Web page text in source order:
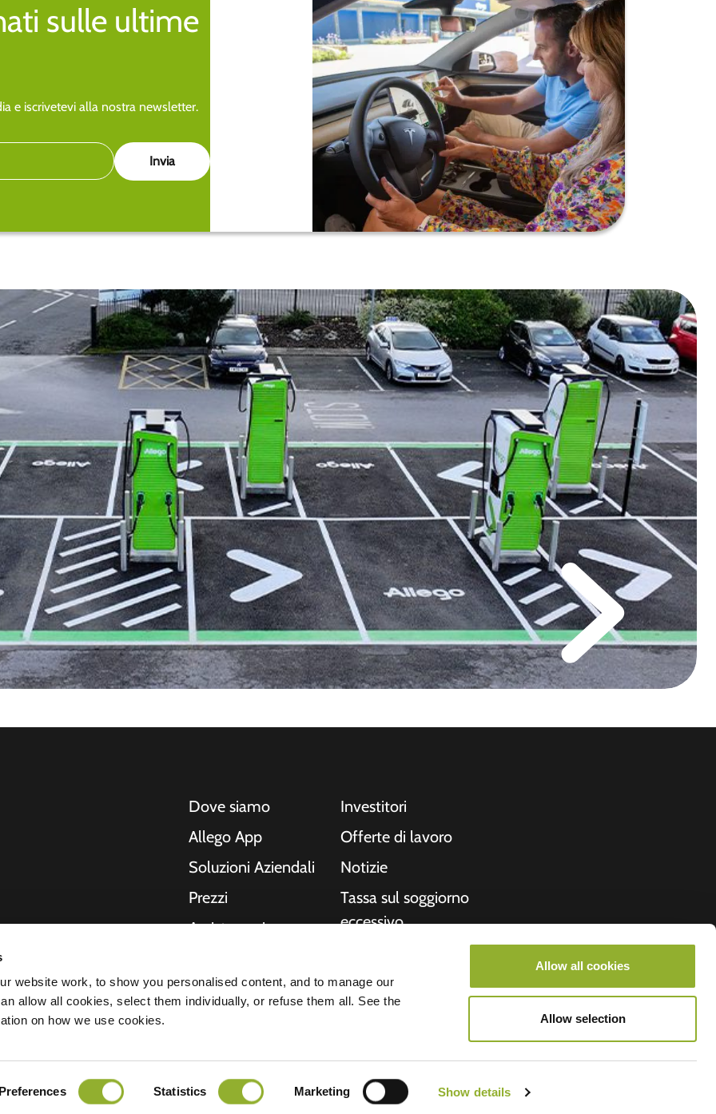
website work, to show you personalised content, and to manage our
allow all cookies, select them individually, or refuse them all. See the
on how we use cookies.
Preferences Statistics Marketing Show details
Allow all cookies
Allow selection
sulle ultime
e iscrivetevi alla nostra newsletter.
autobus e
nostre soluzioni
e le città
bisogno, mentre
Dove siamo
Allego App
Soluzioni Aziendali
Prezzi
Assistenza in
NMBS
Fornitori
Investitori
Offerte di lavoro
Notizie
Tassa sul soggiorno
eccessivo
Informazioni su di
noi
Tutti i diritti riservati © 2026 - Allego B.V.
sulla privacy